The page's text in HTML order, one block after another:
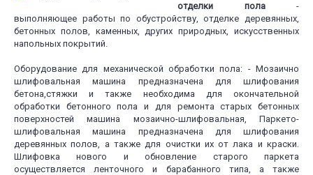
отделки пола-
выполняющее работы по обустройству, отделке деревянных,
бетонных полов, каменных, других природных, искусственных
напольных покрытий.
Оборудование для механической обработки пола: - Мозаично
шлифовальная машина предназначена для шлифования
бетона,стяжки и также необходима для окончательной
обработки бетонного пола и для ремонта старых бетонных
поверхностей машина мозаично-шлифовальная, Паркето-
шлифовальная машина предназначена для шлифования
деревянных полов, а также для очистки их от лака и краски.
Шлифовка нового и обновление старого паркета
осуществляется ленточного и барабанного типа, а также